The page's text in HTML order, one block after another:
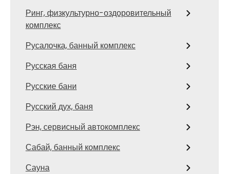
Ринг, физкультурно-оздоровительный
комплекс
Русалочка, банный комплекс
Русская баня
Русские бани
Русский дух, баня
Рэн, сервисный автокомплекс
Сабай, банный комплекс
Сауна